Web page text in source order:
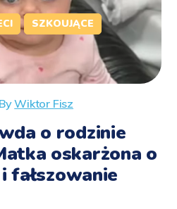
SZKOUJĄCE
ByWiktor Fisz
o rodzinie
oskarżona o
fałszowanie